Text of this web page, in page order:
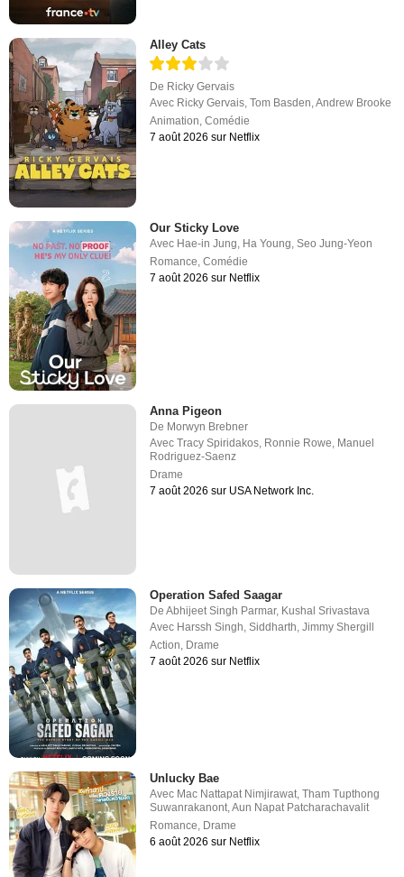
Alley Cats
De Ricky Gervais
Avec Ricky Gervais ,Tom Basden ,Andrew Brooke
Animation ,Comédie
7 août 2026 sur Netflix
Our Sticky Love
Avec Hae-in Jung, Ha Young,Seo Jung-Yeon
Romance,Comédie
7 août 2026 sur Netflix
Anna Pigeon
De Morwyn Brebner
AvecTracy Spiridakos, Ronnie Rowe, Manuel
Rodriguez-Saenz
Drame
7 août 2026 sur USA Network Inc.
Operation Safed Saagar
DeAbhijeet Singh Parmar, Kushal Srivastava
Avec Harssh Singh ,Siddharth ,Jimmy Shergill
Action Drame
7 août 2026 sur Netflix
Unlucky Bae
Avec Mac Nattapat Nimjirawat,Tham Tupthong
Suwanrakanont,Aun Napat Patcharachavalit
Romance, Drame
6 août 2026 sur Netflix